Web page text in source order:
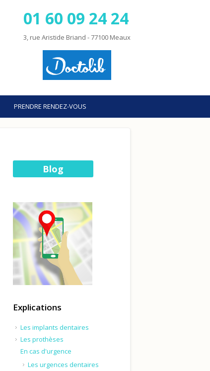
01 60 09 24 24
3, rue Aristide Briand - 77100 Meaux
PRENDRE RENDEZ-VOUS
Blog
Explications
Les implants dentaires
Les prothèses
En cas d'urgence
Les urgences dentaires